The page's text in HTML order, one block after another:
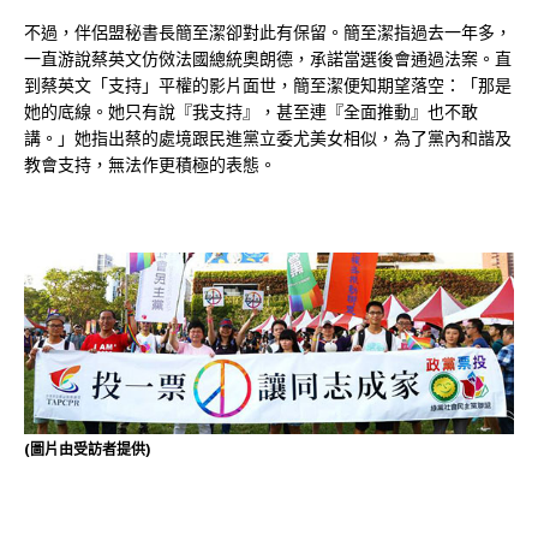
不過，伴侶盟秘書長簡至潔卻對此有保留。簡至潔指過去一年多，
一直游說蔡英文仿傚法國總統奧朗德，承諾當選後會通過法案。直
到蔡英文「支持」平權的影片面世，簡至潔便知期望落空：「那是
她的底線。她只有說『我支持』，甚至連『全面推動』也不敢
講。」她指出蔡的處境跟民進黨立委尤美女相似，為了黨內和諧及
教會支持，無法作更積極的表態。
(圖片由受訪者提供)